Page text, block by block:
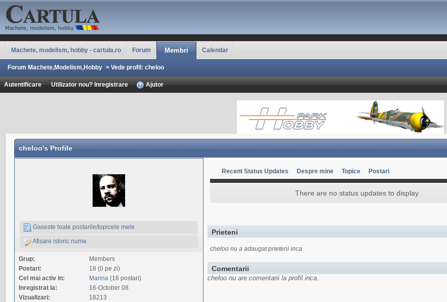
Machete, modelism, hobby - cartula.ro Forum Membri Calendar
Forum Machete,Modelism,Hobby > Vede profil: cheloo
Autentificare Utilizator nou? Inregistrare Ajutor
cheloo's Profile
Gaseste toate postarile/topicele mele
Afisare istoric nume
Grup:
Members
Postari:
18 (0 pe zi)
Cel mai activ in:
Marina (16 postari)
Inregistrat la:
16-October 08
Vizualizari:
18213
Recent Status Updates Despre mine Topice Postari
There are no status updates to display
Prieteni
cheloo nu a adaugat prieteni inca
Comentarii
cheloo nu are comentarii la profil inca.